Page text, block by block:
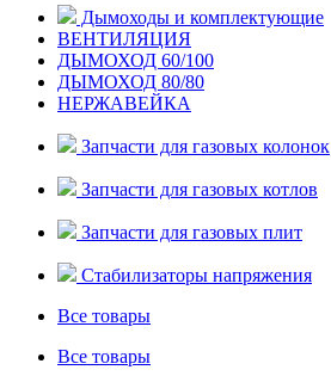
Дымоходы и комплектующие
ВЕНТИЛЯЦИЯ
ДЫМОХОД 60/100
ДЫМОХОД 80/80
НЕРЖАВЕЙКА
Запчасти для газовых колонок
Запчасти для газовых котлов
Запчасти для газовых плит
Стабилизаторы напряжения
Все товары
Все товары